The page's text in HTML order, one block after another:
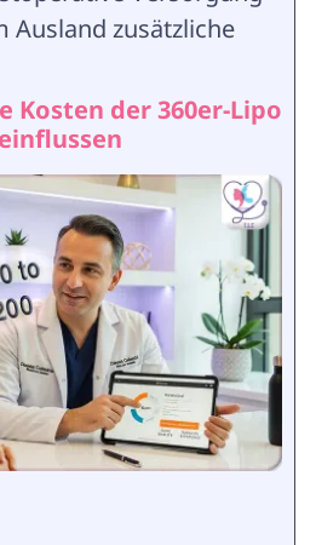
Ausland zusätzliche
Kosten der 360er-Lipo